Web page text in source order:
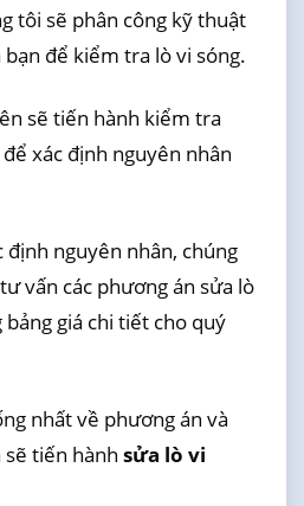
tôi sẽ phân công kỹ thuật
để kiểm tra lò vi sóng.
sẽ tiến hành kiểm tra
xác định nguyên nhân
định nguyên nhân, chúng
vấn các phương án sửa lò
giá chi tiết cho quý
nhất về phương án và
sẽ tiến hành sửa lò vi